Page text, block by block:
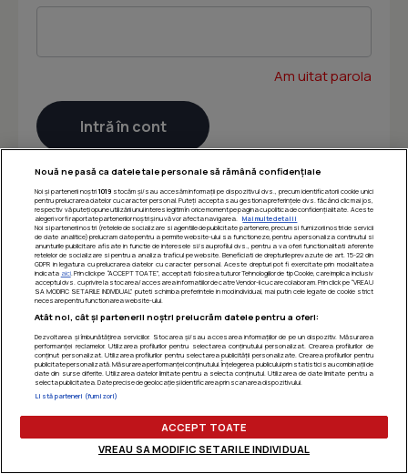
Am uitat parola
Nouă ne pasă ca datele tale personale să rămână confidențiale
Noi și partenerii noștri 1019stocăm și/sau accesăm informații pe dispozitivul dvs., precum identificatorii cookie unici
pentru prelucrarea datelor cu caracter personal. Puteți accepta sau gestiona preferințele dvs. făcând clic mai jos,
respectiv vă puteți opune utilizării unui interes legitim în orice moment pe pagina cu politica de confidențialitate. Aceste
alegeri vor fi raportate partenerilor noștri și nu vă vor afecta navigarea.
Mai multe detalii
Noi si partenerii nostri (retelele de socializare si agentiile de publicitate partenere, precum si furnizorii nostri de servicii
de date analitice) prelucram date pentru a permite website-ului sa functioneze, pentru a personaliza continutul si
anunturile publicitare afisate in functie de interesele si/sau profilul dvs., pentru a va oferi functionalitati aferente
retelelor de socializare si pentru a analiza traficul pe website. Beneficiati de drepturile prevazute de art. 15-22 din
GDPR in legatura cu prelucrarea datelor cu caracter personal. Aceste drepturi pot fi exercitate prin modalitatea
indicata aici. Prin click pe “ACCEPT TOATE”, acceptati folosirea tuturor Tehnologiilor de tip Cookie, care implica inclusiv
acceptul dvs. cu privire la stocarea/accesarea informatiilor de catre Vendor-ii cu care colaboram. Prin click pe “VREAU
SA MODIFIC SETARILE INDIVIDUAL” puteti schimba preferintele in mod individual, mai putin cele legate de cookie strict
necesare pentru functionarea website-ului.
Atât noi, cât și partenerii noștri prelucrăm datele pentru a oferi:
Dezvoltarea și îmbunătățirea serviciilor. Stocarea și/sau accesarea informațiilor de pe un dispozitiv. Măsurarea
performanței reclamelor. Utilizarea profilurilor pentru selectarea conținutului personalizat. Crearea profilurilor de
conținut personalizat. Utilizarea profilurilor pentru selectarea publicității personalizate. Crearea profilurilor pentru
publicitate personalizată. Măsurarea performanței conținutului. Înțelegerea publicului prin statistici sau combinații de
date din surse diferite. Utilizarea datelor limitate pentru a selecta conținutul. Utilizarea de date limitate pentru a
selecta publicitatea. Date precise de geolocație și identificarea prin scanarea dispozitivului.
Listă parteneri (furnizori)
ACCEPT TOATE
VREAU SA MODIFIC SETARILE INDIVIDUAL